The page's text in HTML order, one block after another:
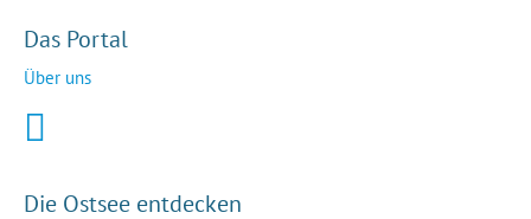
Das Portal
Über uns
Die Ostsee entdecken